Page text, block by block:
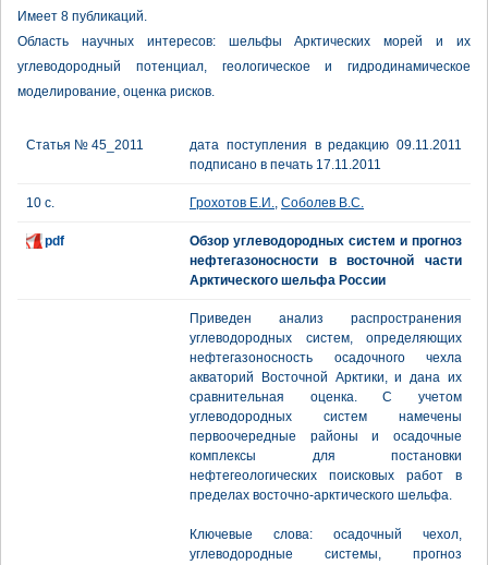
Имеет 8 публикаций.
Область научных интересов: шельфы Арктических морей и их
углеводородный потенциал, геологическое и гидродинамическое
моделирование, оценка рисков.
Статья № 45_2011
дата поступления в редакцию 09.11.2011
подписано в печать 17.11.2011
10 с. Грохотов Е.И., Соболев В.С.
pdf
Обзор углеводородных систем и прогноз
нефтегазоносности в восточной части
Арктического шельфа России
Приведен анализ распространения
углеводородных систем, определяющих
нефтегазоносность осадочного чехла
акваторий Восточной Арктики, и дана их
сравнительная оценка. С учетом
углеводородных систем намечены
первоочередные районы и осадочные
комплексы для постановки
нефтегеологических поисковых работ в
пределах восточно-арктического шельфа.
Ключевые слова: осадочный чехол,
углеводородные системы, прогноз